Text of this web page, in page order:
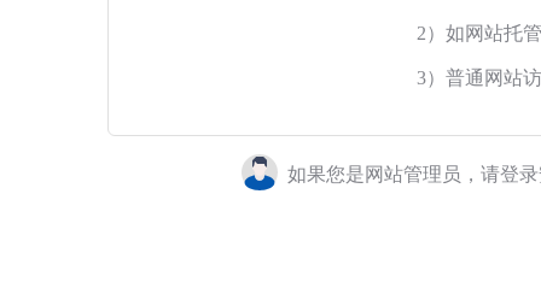
2）如网站托
3）普通网站
如果您是网站管理员，请登